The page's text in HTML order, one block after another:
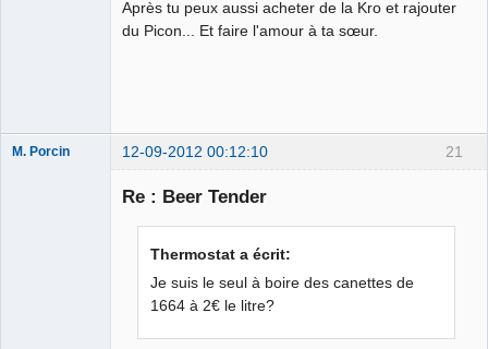
Après tu peux aussi acheter de la Kro et rajouter
du Picon... Et faire l'amour à ta sœur.
21
M. Porcin 12-09-2012 00:12:10
Re : Beer Tender
Thermostat a écrit:
Je suis le seul à boire des canettes de
1664 à 2€ le litre?